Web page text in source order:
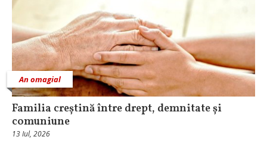
An omagial
Familia creștină între drept, demnitate și
comuniune
13 Iul, 2026